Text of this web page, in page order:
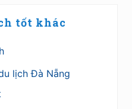
tốt khác
lịch Đà Nẵng